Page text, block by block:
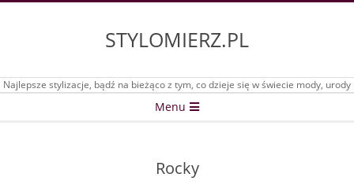
STYLOMIERZ.PL
Najlepsze stylizacje, bądź na bieżąco z tym, co dzieje się w świecie mody, urody
Menu
Rocky